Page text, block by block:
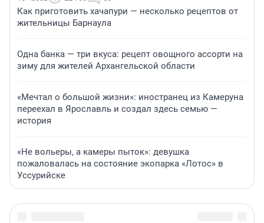
Как приготовить хачапури — несколько рецептов от
жительницы Барнаула
Одна банка — три вкуса: рецепт овощного ассорти на
зиму для жителей Архангельской области
«Мечтал о большой жизни»: иностранец из Камеруна
переехал в Ярославль и создал здесь семью —
история
«Не вольеры, а камеры пыток»: девушка
пожаловалась на состояние экопарка «Лотос» в
Уссурийске